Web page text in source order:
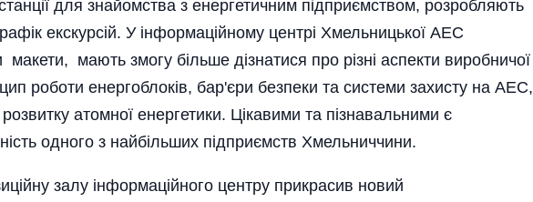
для знайомства з енергетичним підприємством, розробляють
екскурсій. У інформаційному центрі Хмельницької АЕС
макети, мають змогу більше дізнатися про різні аспекти виробничої
роботи енергоблоків, бар'єри безпеки та системи захисту на АЕС,
атомної енергетики. Цікавими та пізнавальними є
одного з найбільших підприємств Хмельниччини.
залу інформаційного центру прикрасив новий